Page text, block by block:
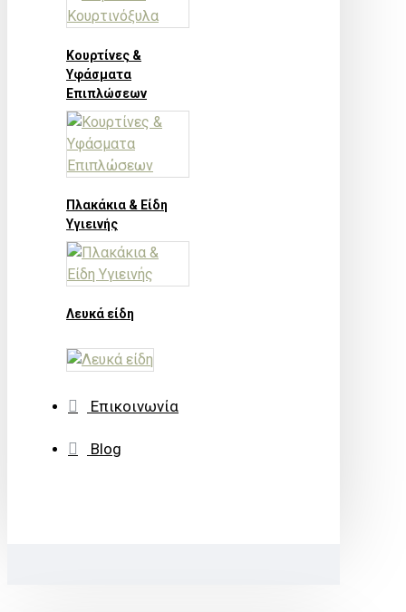
Κουρτίνες &
Υφάσματα
Επιπλώσεων
Πλακάκια & Είδη
Υγιεινής
Λευκά είδη
Επικοινωνία
Blog